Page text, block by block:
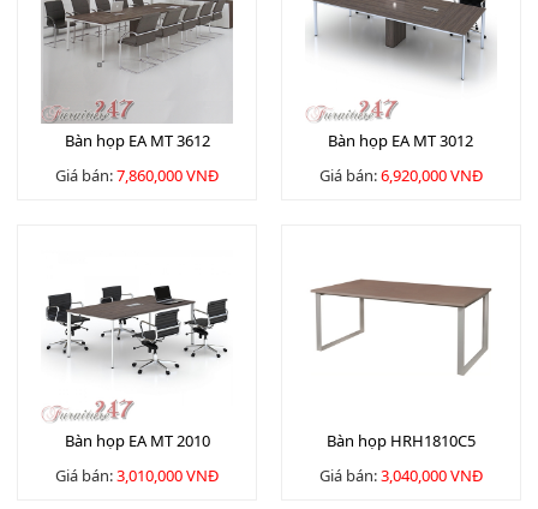
Bàn họp EA MT 3612
Giá bán:7,860,000 VNĐ
Bàn họp EA MT 3012
Giá bán:6,920,000 VNĐ
Bàn họp EA MT 2010
Giá bán:3,010,000 VNĐ
Bàn họp HRH1810C5
Giá bán:3,040,000 VNĐ